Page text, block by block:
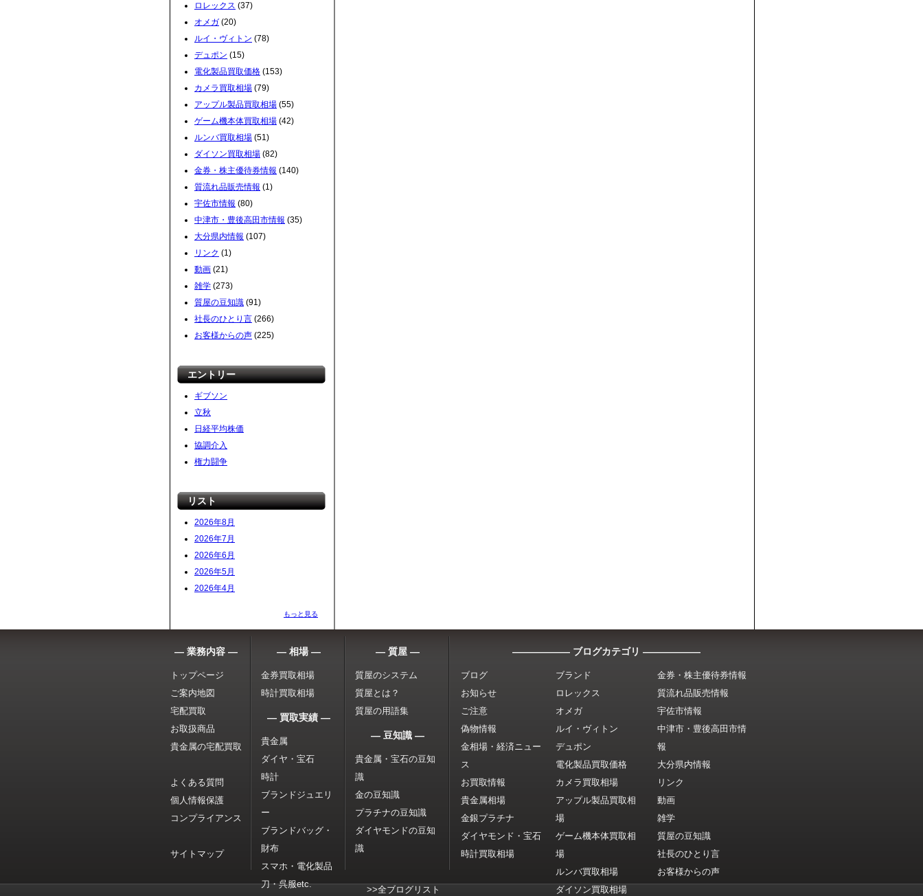
ロレックス (37)
オメガ (20)
ルイ・ヴィトン (78)
デュポン (15)
電化製品買取価格 (153)
カメラ買取相場 (79)
アップル製品買取相場 (55)
ゲーム機本体買取相場 (42)
ルンバ買取相場 (51)
ダイソン買取相場 (82)
金券・株主優待券情報 (140)
質流れ品販売情報 (1)
宇佐市情報 (80)
中津市・豊後高田市情報 (35)
大分県内情報 (107)
リンク (1)
動画 (21)
雑学 (273)
質屋の豆知識 (91)
社長のひとり言 (266)
お客様からの声 (225)
エントリー
ギブソン
立秋
日経平均株価
協調介入
権力闘争
リスト
2026年8月
2026年7月
2026年6月
2026年5月
2026年4月
もっと見る
― 業務内容 ―
トップページ
ご案内地図
宅配買取
お取扱商品
貴金属の宅配買取
よくある質問
個人情報保護
コンプライアンス
サイトマップ
― 相場 ―
金券買取相場
時計買取相場
― 買取実績 ―
貴金属
ダイヤ・宝石
時計
ブランドジュエリ
ー
ブランドバッグ・
財布
スマホ・電化製品
刀・呉服etc.
― 質屋 ―
質屋のシステム
質屋とは？
質屋の用語集
― 豆知識 ―
貴金属・宝石の豆知
識
金の豆知識
プラチナの豆知識
ダイヤモンドの豆知
識
>>全ブログリスト
―――――― ブログカテゴリ ――――――
ブログ
お知らせ
ご注意
偽物情報
金相場・経済ニュー
ス
お買取情報
貴金属相場
金銀プラチナ
ダイヤモンド・宝石
時計買取相場
ブランド
ロレックス
オメガ
ルイ・ヴィトン
デュポン
電化製品買取価格
カメラ買取相場
アップル製品買取相
場
ゲーム機本体買取相
場
ルンバ買取相場
ダイソン買取相場
金券・株主優待券情報
質流れ品販売情報
宇佐市情報
中津市・豊後高田市情
報
大分県内情報
リンク
動画
雑学
質屋の豆知識
社長のひとり言
お客様からの声